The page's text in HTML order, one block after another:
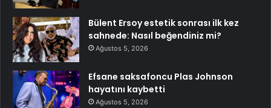
Bülent Ersoy estetik sonrası ilk kez
sahnede: Nasıl beğendiniz mi?
Ağustos 5, 2026
Efsane saksafoncu Plas Johnson
hayatını kaybetti
Ağustos 5, 2026